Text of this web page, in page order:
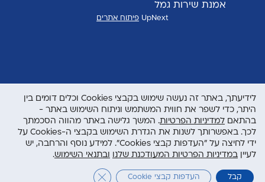
אמנת שירות גמל
UpNext פיתוח אתרים
לידיעתך, באתר זה נעשה שימוש בקבצי Cookies וכלים דומים בין
היתר, כדי לשפר את חווית המשתמש וניתוח השימוש באתר -
בהתאם למדיניות הפרטיות. המשך גלישה באתר מהווה הסכמתך
לכך. באפשרותך לשנות את הגדרת השימוש בקבצי ה-Cookies על
ידי לחיצה על "העדפות קבצי Cookies". למידע נוסף והרחבה, יש
לעיין במדיניות הפרטיות המעודכנת שלנו ובתנאי השימוש.
קבל העדפות קבצי Cookie Close GDPR Cookie Banner